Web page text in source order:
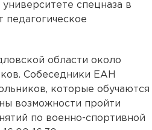
спецназа в
области около
Собеседники ЕАН
которые обучаются
возможности пройти
по военно-спортивной